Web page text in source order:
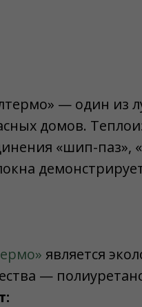
— один из
домов.
«шип-
является
—